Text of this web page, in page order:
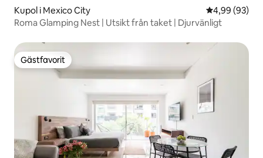
Kupol i Mexico City 4,99 av 5 i
4,99 (93)
Roma Glamping Nest | Utsikt från taket | Djurvänligt
Gästfavorit
Gästfavorit